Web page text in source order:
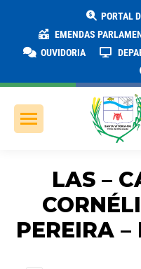
PORTAL
EMENDAS
OUVIDORIA
LAS –
PEREIRA